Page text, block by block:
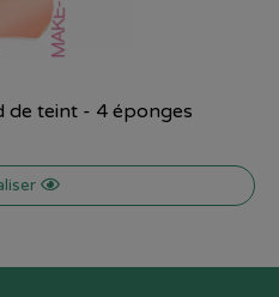
de teint - 4 éponges